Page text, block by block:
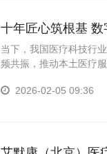
十年匠心筑根基
当下，我国医疗科技行
频共振，推动本土医疗
2026-02-05 09:36